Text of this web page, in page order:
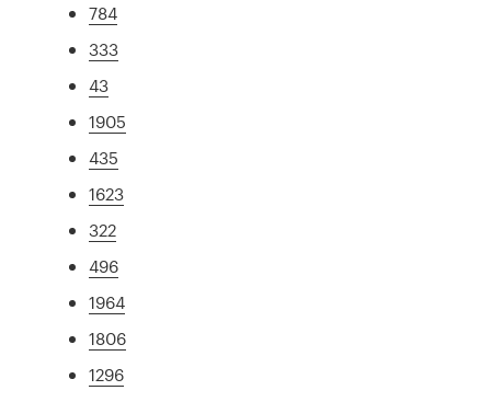
784
333
43
1905
435
1623
322
496
1964
1806
1296